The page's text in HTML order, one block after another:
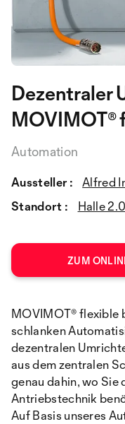
Dezentraler
MOVIMOT®
Automation
Aussteller :
Alfred
Standort :
Halle
ZUM
MOVIMOT® flexible
schlanken
dezentralen
aus dem zentralen
genau dahin, wo
Antriebstechnik
Auf Basis unseres